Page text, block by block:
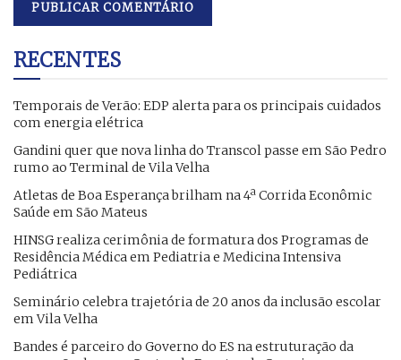
RECENTES
Temporais de Verão: EDP alerta para os principais cuidados
com energia elétrica
Gandini quer que nova linha do Transcol passe em São Pedro
rumo ao Terminal de Vila Velha
Atletas de Boa Esperança brilham na 4ª Corrida Econômic
Saúde em São Mateus
HINSG realiza cerimônia de formatura dos Programas de
Residência Médica em Pediatria e Medicina Intensiva
Pediátrica
Seminário celebra trajetória de 20 anos da inclusão escolar
em Vila Velha
Bandes é parceiro do Governo do ES na estruturação da